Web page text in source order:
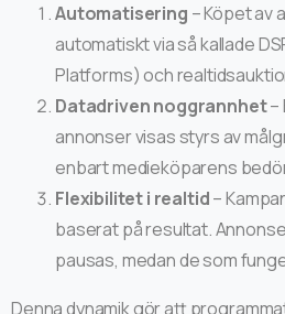
Automatisering – Köpet av
automatiskt via så kallade
Platforms) och
Datadriven noggrannhet–
annonser visas styrs av
enbart medieköparens
Flexibilitet i realtid–
baserat på resultat.
pausas, medan de som
Denna dynamik gör att